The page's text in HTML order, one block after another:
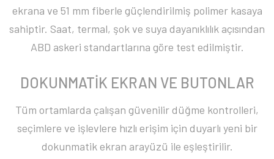
ekrana ve 51 mm fiberle güçlendirilmiş polimer kasaya
sahiptir. Saat, termal, şok ve suya dayanıklılık açısından
ABD askeri standartlarına göre test edilmiştir.
DOKUNMATİK EKRAN VE BUTONLAR
Tüm ortamlarda çalışan güvenilir düğme kontrolleri,
seçimlere ve işlevlere hızlı erişim için duyarlı yeni bir
dokunmatik ekran arayüzü ile eşleştirilir.